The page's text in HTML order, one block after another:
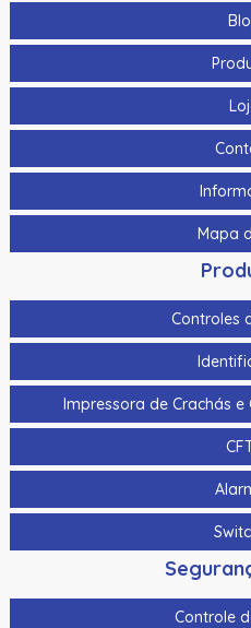
Mapa
Controles
Impressora de Crachás
Controle